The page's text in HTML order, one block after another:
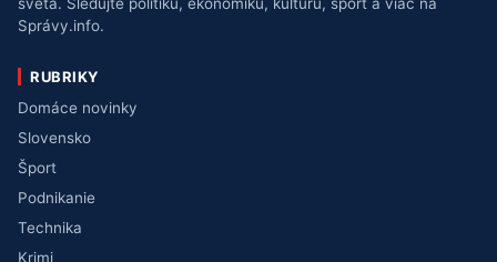
Správy.info.
RUBRIKY
Domáce novinky
Slovensko
Šport
Podnikanie
Technika
Krimi